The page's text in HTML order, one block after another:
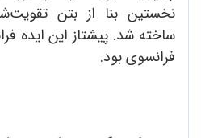
ساخته شد. پیشتاز این ایده
فرانسوی بود.